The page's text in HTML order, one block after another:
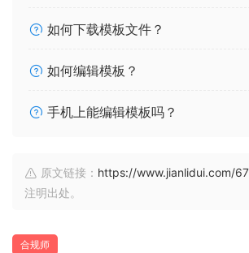
如何下载模板文件？
如何编辑模板？
手机上能编辑模板吗？
原文链接： https://www.jianlidui.com/
注明出处。
合规师